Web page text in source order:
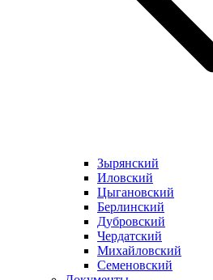
Зырянский
Иловский
Цыгановский
Берлинский
Дубровский
Чердатский
Михайловский
Семеновский